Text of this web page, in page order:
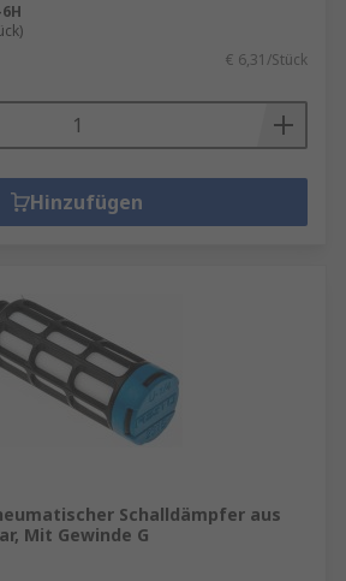
€ 6,31/Stück
Hinzufügen
Schalldämpfer aus
Mit Gewinde G